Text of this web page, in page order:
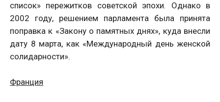
список» пережитков советской эпохи. Однако в
2002 году, решением парламента была принята
поправка к «Закону о памятных днях», куда внесли
дату 8 марта, как «Международный день женской
солидарности».
Франция